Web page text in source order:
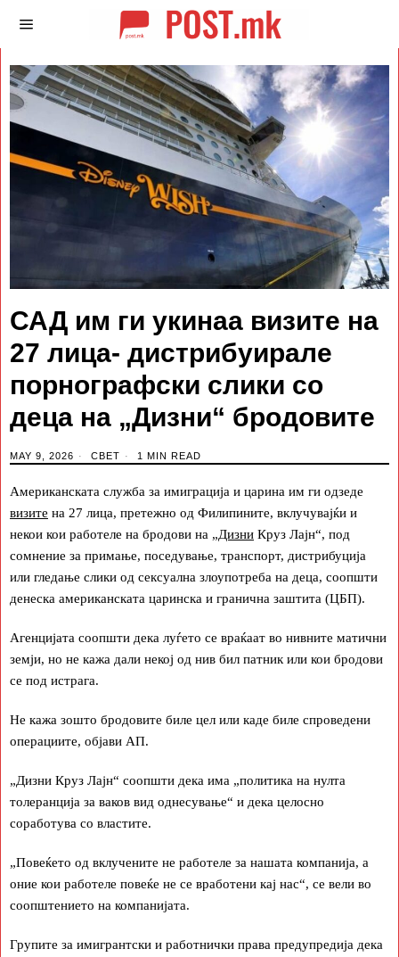
САД им ги укинаа визите на
27 лица- дистрибуирале
порнографски слики со
деца на „Дизни“ бродовите
MAY 9, 2026 СВЕТ 1 MIN READ
Американската служба за имиграција и царина им ги одзеде
визите на 27 лица, претежно од Филипините, вклучувајќи и
некои кои работеле на бродови на „Дизни Круз Лајн“, под
сомнение за примање, поседување, транспорт, дистрибуција
или гледање слики од сексуална злоупотреба на деца, соопшти
денеска американската царинска и гранична заштита (ЦБП).
Агенцијата соопшти дека луѓето се враќаат во нивните матични
земји, но не кажа дали некој од нив бил патник или кои бродови
се под истрага.
Не кажа зошто бродовите биле цел или каде биле спроведени
операциите, објави АП.
„Дизни Круз Лајн“ соопшти дека има „политика на нулта
толеранција за ваков вид однесување“ и дека целосно
соработува со властите.
„Повеќето од вклучените не работеле за нашата компанија, а
оние кои работеле повеќе не се вработени кај нас“, се вели во
соопштението на компанијата.
Групите за имигрантски и работнички права предупредија дека